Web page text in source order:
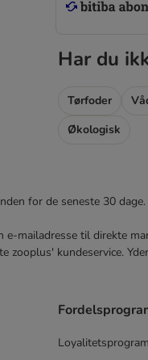
Har du
Tørfoder
Økologisk
for de seneste 30 dage.
mailadresse til direkte
zooplus' kundeservice.
Loyalitetsprogram